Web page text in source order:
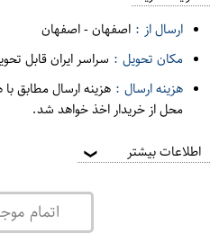
ارسال از : اصفهان-اصفهان
مکان تحویل : سراسر ایران قابل
هزینه ارسال : هزینه ارسال مطابق
محل از خریدار اخذ خواهد شد.
اطلاعات بیشتر ❯
اتمام